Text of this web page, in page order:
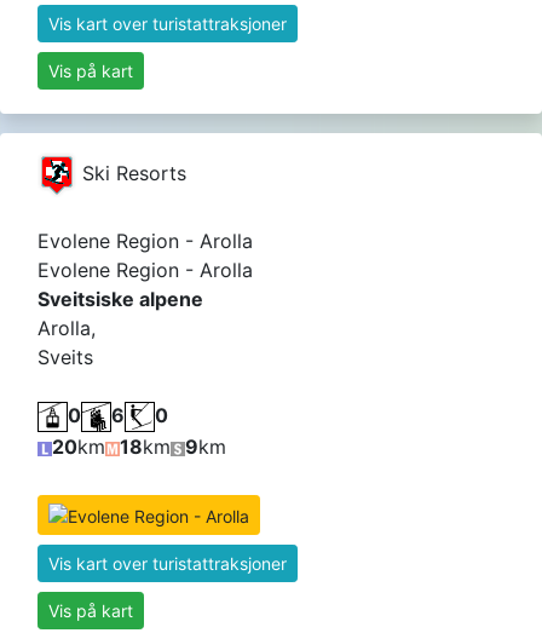
Vis kart over turistattraksjoner
Vis på kart
Ski Resorts
Evolene Region - Arolla
Evolene Region - Arolla
Sveitsiske alpene
Arolla,
Sveits
0 6
0
20km 18km 9km
Vis kart over turistattraksjoner
Vis på kart